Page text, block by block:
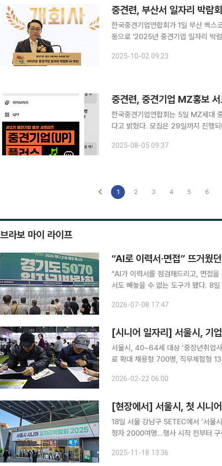
한국중견기업연합회가 1일 부산 벡스
동으로 '2025년 중견기업 일자리 박람회 in 부
2025-10-02 09:23
중견련, 중견기업 MZ홍보
한국중견기업연합회는 5일 MZ세대
다고 밝혔다. 모집은 29일까지 진행되며, 영상 촬영 및 편집이 가능한 대학생 또는 대학 졸업 구직
제작 역량 등 심사기준에 따라 최종 5
2025-08-05 09:37
1 2 3 4 5 6
브라보 마이 라이프
“AI로 이력서·면접” 뜨거웠
“AI가 이력서를 점검해드리고, 면접
서도 빼놓을 수 없는 도구가 됐다. 8일 경기도 수원시 팔달구 수원메쎄에서 열린 ‘2026년 경기도
방문해 재취업을 향한 높은 관심을 보
2026-07-08 17:47
[시니어 일자리] 서울시, 기
서울시, 40~64세 대상 ‘중장년취업
로 확대 채용형 700명, 직무체험형 1300명으로 늘려 서울시는 올해
통해 기업-인재 매칭 규모를 작년
2026-02-22 06:00
[현장에서] 서울시, 첫 시니
18일 서울 강남구 SETEC에서 ‘서울
청자 2000여명…행사 시작 전부터 구
는 서울무역전시장(세텍, SETEC)으
2025-11-18 13:36